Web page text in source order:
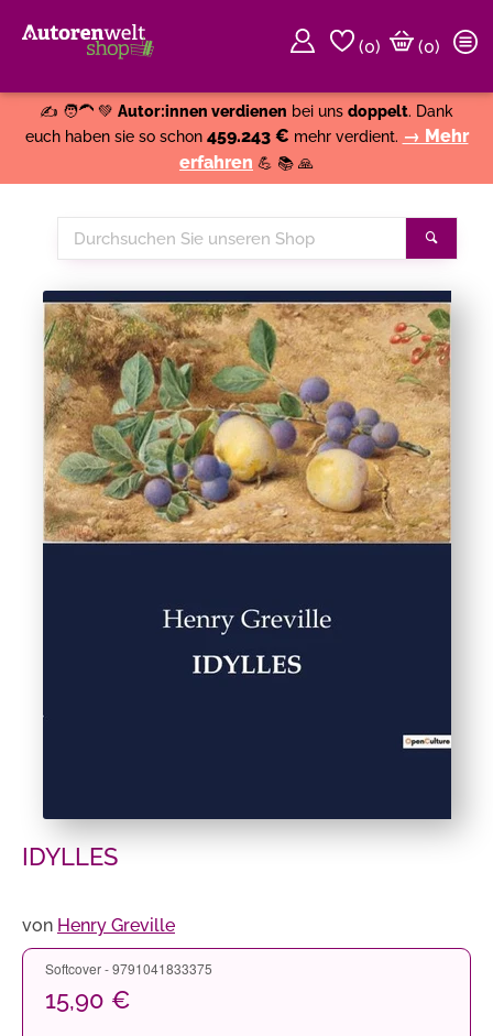
(0)
(0)
✍️ 🧑‍🦱 💚 Autor:innen verdienen bei uns doppelt. Dank
euch haben sie so schon 459.243 € mehr verdient. → Mehr
erfahren 💪 📚 🙏
Durchsuchen
Sie
Shop
IDYLLES
von Henry Greville
Softcover - 9791041833375
15,90 €